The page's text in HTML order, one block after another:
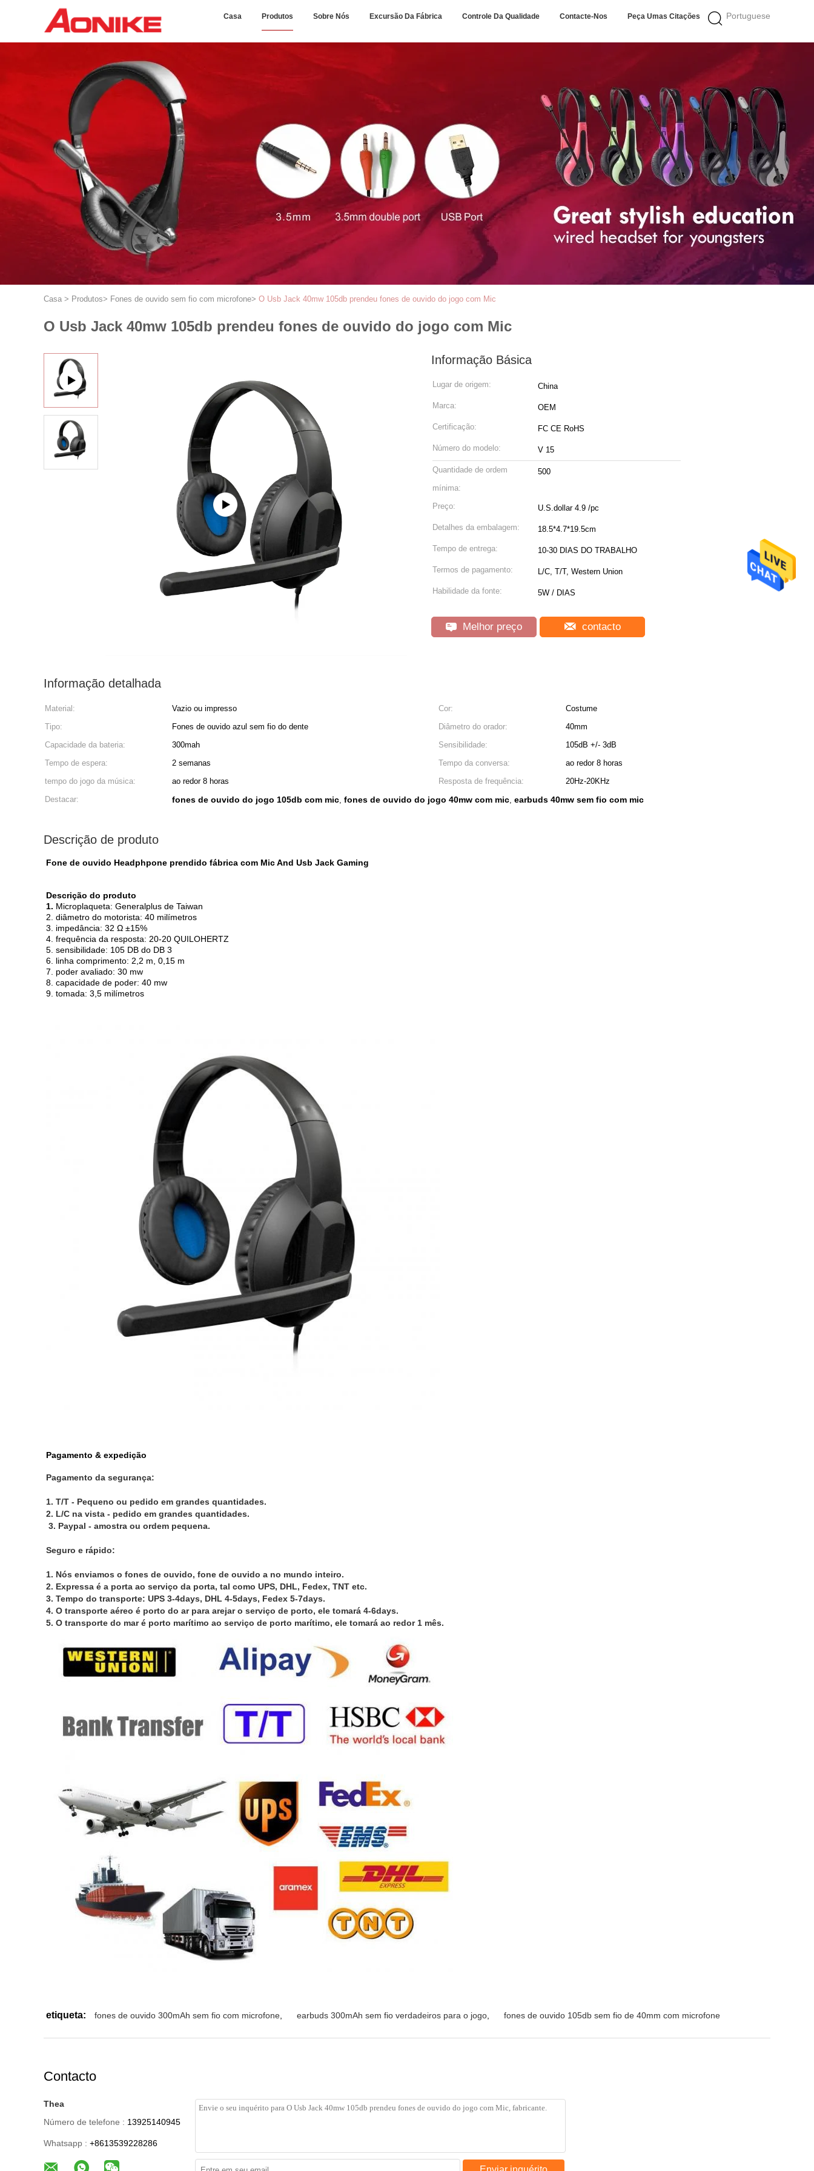
Portuguese
Casa Produtos Sobre Nós Excursão Da Fábrica Controle Da Qualidade Contacte-Nos Peça Umas Citações
Casa > Produtos> Fones de ouvido sem fio com microfone> O Usb Jack 40mw 105db prendeu fones de ouvido do jogo com Mic
O Usb Jack 40mw 105db prendeu fones de ouvido do jogo com Mic
Informação Básica
Lugar de origem: China
Marca: OEM
Certificação: FC CE RoHS
Número do modelo: V 15
Quantidade de ordem
mínima:
500
Preço: U.S.dollar 4.9 /pc
Detalhes da embalagem: 18.5*4.7*19.5cm
Tempo de entrega: 10-30 DIAS DO TRABALHO
Termos de pagamento: L/C, T/T, Western Union
Habilidade da fonte: 5W / DIAS
Melhor preço contacto
Informação detalhada
Material: Vazio ou impresso Cor:
Costume
Tipo:
Fones de ouvido azul sem fio do dente Diâmetro do orador:
40mm
Capacidade da bateria:
300mah Sensibilidade:
105dB +/- 3dB
Tempo de espera:
2 semanas Tempo da conversa:
ao redor 8 horas
tempo do jogo da música:
ao redor 8 horas Resposta de frequência:
20Hz-20KHz
Destacar:
fones de ouvido do jogo 105db com mic, fones de ouvido do jogo 40mw com mic, earbuds 40mw sem fio com mic
Descrição de produto
Fone de ouvido Headphpone prendido fábrica com Mic And Usb Jack Gaming
Descrição do produto
1. Microplaqueta: Generalplus de Taiwan
2. diâmetro do motorista: 40 milímetros
3. impedância: 32 Ω ±15%
4. frequência da resposta: 20-20 QUILOHERTZ
5. sensibilidade: 105 DB do DB 3
6. linha comprimento: 2,2 m, 0,15 m
7. poder avaliado: 30 mw
8. capacidade de poder: 40 mw
9. tomada: 3,5 milímetros
Pagamento & expedição
Pagamento da segurança:
1. T/T - Pequeno ou pedido em grandes quantidades.
2. L/C na vista - pedido em grandes quantidades.
3. Paypal - amostra ou ordem pequena.
Seguro e rápido:
1. Nós enviamos o fones de ouvido, fone de ouvido a no mundo inteiro.
2. Expressa é a porta ao serviço da porta, tal como UPS, DHL, Fedex, TNT etc.
3. Tempo do transporte: UPS 3-4days, DHL 4-5days, Fedex 5-7days.
4. O transporte aéreo é porto do ar para arejar o serviço de porto, ele tomará 4-6days.
5. O transporte do mar é porto marítimo ao serviço de porto marítimo, ele tomará ao redor 1 mês.
etiqueta: fones de ouvido 300mAh sem fio com microfone earbuds 300mAh sem fio verdadeiros para o jogo fones de ouvido 105db sem fio de 40mm com microfone
Contacto
Thea
Número de telefone : 13925140945
Whatsapp : +8613539228286